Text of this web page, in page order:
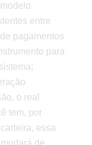
entre
pagamentos
para
o real
tem, por
essa